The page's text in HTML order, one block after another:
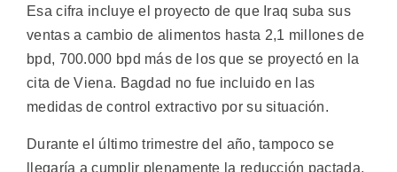
Esa cifra incluye el proyecto de que Iraq suba sus
ventas a cambio de alimentos hasta 2,1 millones de
bpd, 700.000 bpd más de los que se proyectó en la
cita de Viena. Bagdad no fue incluido en las
medidas de control extractivo por su situación.
Durante el último trimestre del año, tampoco se
llegaría a cumplir plenamente la reducción pactada,